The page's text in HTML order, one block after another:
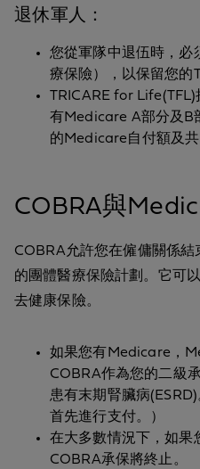
退休軍人：
您從軍隊中退伍時，
療保險），以保留您的
TRICARE for Life(TFL)
有Medicare A部分及B
的Medicare自付額及共
COBRA與
COBRA允許您在僱傭關係
的團體醫療保險計劃。它可
去健康保險。
如果您有Medicare，
COBRA作為您的二級
患有末期腎臟病
首先進行支付。）
在大多數情況下，如
COBRA承保將終止。